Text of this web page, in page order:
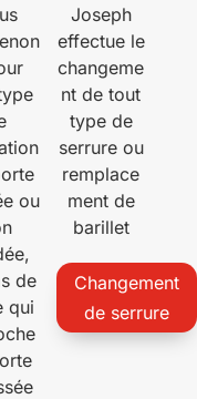
ou
de
qui
Joseph
effectue le
changeme
nt de tout
type de
serrure ou
remplace
ment de
barillet
Changement
de serrure